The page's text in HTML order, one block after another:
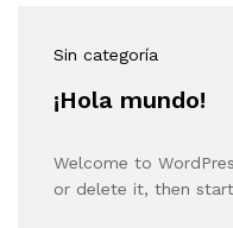
Sin categoría
¡Hola mundo!
Welcome to
or delete it, then